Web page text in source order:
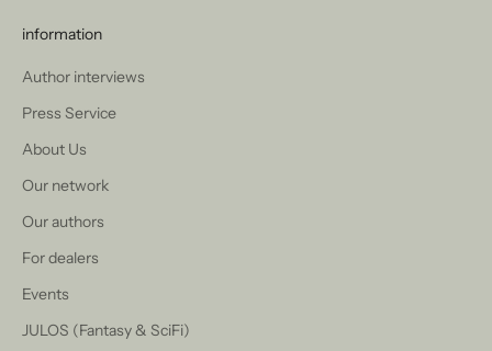
information
Author interviews
Press Service
About Us
Our network
Our authors
For dealers
Events
JULOS (Fantasy & SciFi)